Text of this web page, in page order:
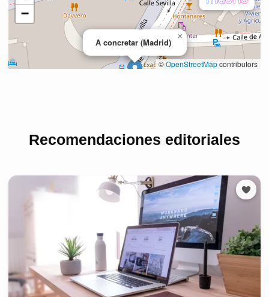
Recomendaciones editoriales